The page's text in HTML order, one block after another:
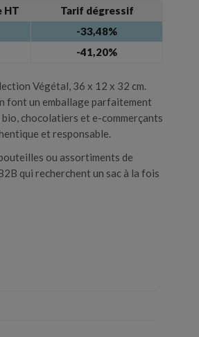
Accessoire de l’emballage
HT
Tarif dégressif
-33,48%
-41,20%
Végétal, 36 x 12 x 32 cm.
font un emballage parfaitement
chocolatiers et e-commerçants
et responsable.
ou assortiments de
qui recherchent un sac à la fois